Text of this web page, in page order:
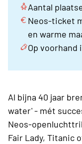
Aantal
Neos-ticket
en warme
Op
Al bijna 40 jaar
water' - mét
Neos-
Fair Lady, Titanic